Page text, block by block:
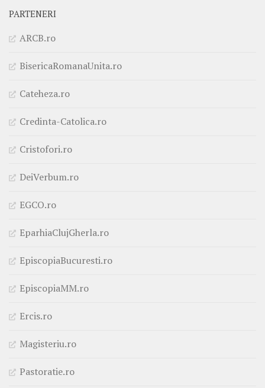
PARTENERI
ARCB.ro
BisericaRomanaUnita.ro
Cateheza.ro
Credinta-Catolica.ro
Cristofori.ro
DeiVerbum.ro
EGCO.ro
EparhiaClujGherla.ro
EpiscopiaBucuresti.ro
EpiscopiaMM.ro
Ercis.ro
Magisteriu.ro
Pastoratie.ro